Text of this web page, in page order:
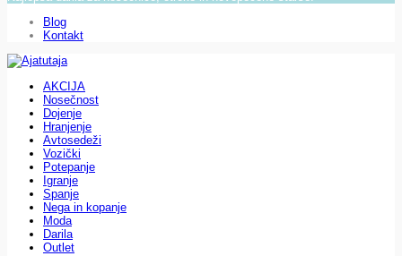
Blog
Kontakt
AKCIJA
Nosečnost
Dojenje
Hranjenje
Avtosedeži
Vozički
Potepanje
Igranje
Spanje
Nega in kopanje
Moda
Darila
Outlet